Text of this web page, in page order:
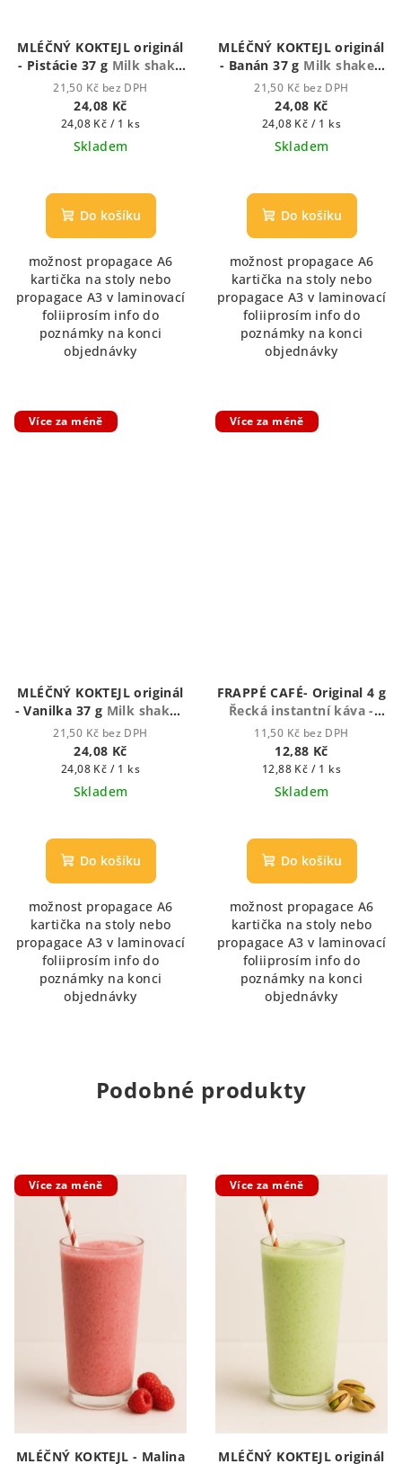
MLÉČNÝ KOKTEJL originál
- Pistácie 37 g Milk shake
- Mléčný koktejl
21,50 Kč bez DPH
24,08 Kč
Měrná
cena:
24,08 Kč / 1 ks
Skladem
hodnocení
produktu
z
5
hvězdiček.
Do košíku
možnost propagace A6
kartička na stoly nebo
propagace A3 v laminovací
foliiprosím info do
poznámky na konci
objednávky
MLÉČNÝ KOKTEJL originál
- Banán 37 g Milk shake -
Mléčný koktejl
21,50 Kč bez DPH
24,08 Kč
Měrná
cena:
24,08 Kč / 1 ks
Skladem
Do košíku
možnost propagace A6
kartička na stoly nebo
propagace A3 v laminovací
foliiprosím info do
poznámky na konci
objednávky
Více za méně
MLÉČNÝ KOKTEJL originál
- Vanilka 37 g Milk shake -
Mléčný koktejl
21,50 Kč bez DPH
24,08 Kč
Měrná
cena:
24,08 Kč / 1 ks
Skladem
Do košíku
možnost propagace A6
kartička na stoly nebo
propagace A3 v laminovací
foliiprosím info do
poznámky na konci
objednávky
Více za méně
FRAPPÉ CAFÉ- Original 4 g
Řecká instantní káva -
Frappé
11,50 Kč bez DPH
12,88 Kč
Měrná
cena:
12,88 Kč / 1 ks
Skladem
hodnocení
produktu
z
5
hvězdiček.
Do košíku
možnost propagace A6
kartička na stoly nebo
propagace A3 v laminovací
foliiprosím info do
poznámky na konci
objednávky
Podobné produkty
Více za méně
MLÉČNÝ KOKTEJL - Malina
Více za méně
MLÉČNÝ KOKTEJL originál